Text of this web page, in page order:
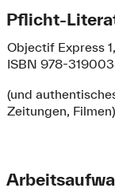
Pflicht-
Objectif Express
ISBN 978-
(und
Zeitungen, Filmen)